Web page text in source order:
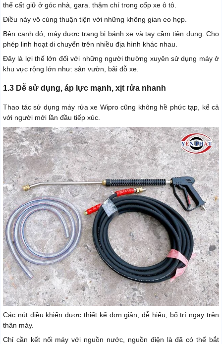
thể cất giữ ở góc nhà, gara. thậm chí trong cốp xe ô tô.
Điều này vô cùng thuận tiện với những không gian eo hẹp.
Bên cạnh đó, máy được trang bị bánh xe và tay cầm tiện dụng. Cho
phép linh hoạt di chuyển trên nhiều địa hình khác nhau.
Đây là lợi thế lớn đối với những người thường xuyên sử dụng máy ở
khu vực rộng lớn như: sân vườn, bãi đỗ xe.
1.3 Dễ sử dụng, áp lực mạnh, xịt rửa nhanh
Thao tác sử dụng máy rửa xe Wipro cũng không hề phức tạp, kể cả
với người mới lần đầu tiếp xúc.
Các nút điều khiển được thiết kế đơn giản, dễ hiểu, bố trí ngay trên
thân máy.
Chỉ cần kết nối máy với nguồn nước, nguồn điện là đã có thể bắt